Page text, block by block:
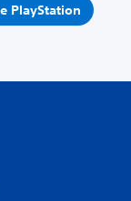
PlayStation